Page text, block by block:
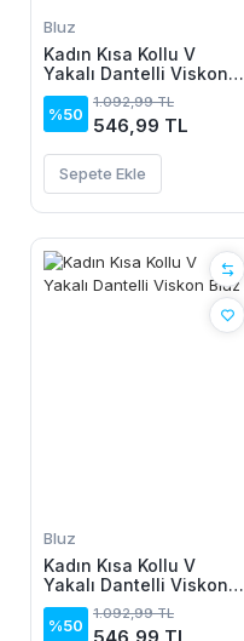
Bluz
Kadın Kısa Kollu V
Yakalı Dantelli Viskon
Bluz
%50
1.092,99 TL
546,99 TL
Sepete Ekle
Bluz
Kadın Kısa Kollu V
Yakalı Dantelli Viskon
Bluz
%50
1.092,99 TL